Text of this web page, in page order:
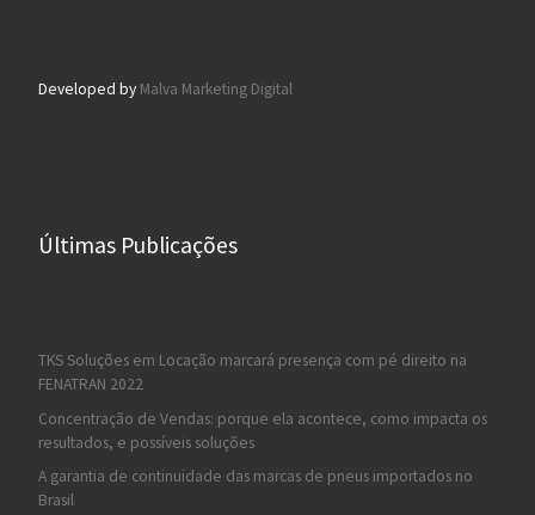
Developed by Malva Marketing Digital
Últimas Publicações
TKS Soluções em Locação marcará presença com pé direito na
FENATRAN 2022
Concentração de Vendas: porque ela acontece, como impacta os
resultados, e possíveis soluções
A garantia de continuidade das marcas de pneus importados no
Brasil